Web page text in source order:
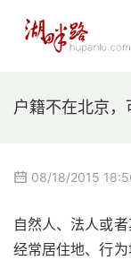
户籍不在北京
08/18/2015
自然人、法人或
经常居住地、行